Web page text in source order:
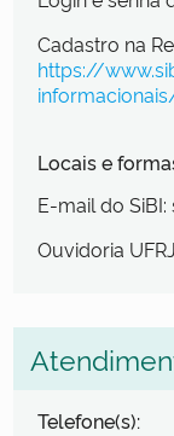
Cadastro na
https://
Locais e
E-mail do SiBI:
Ouvidoria
Telefone(s):